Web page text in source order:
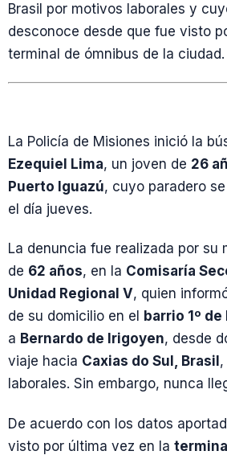
Brasil por motivos laborales y
desconoce desde que fue visto
terminal de ómnibus de la ciudad.
La Policía de Misiones inició la
Ezequiel Lima, un joven de 26
Puerto Iguazú, cuyo paradero
el día jueves.
La denuncia fue realizada por su
de 62 años, en la Comisaría
Unidad Regional V, quien
de su domicilio en el
barrio 1º de
a Bernardo de Irigoyen, desde
viaje hacia Caxias do Sul, Brasil
laborales. Sin embargo, nunca
De acuerdo con los datos
visto por última vez en la